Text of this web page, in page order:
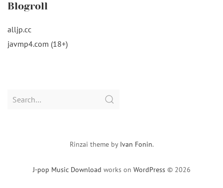
Blogroll
alljp.cc
javmp4.com (18+)
Search
J-pop Music Download works on WordPress © 2026
Rinzai theme by Ivan Fonin.